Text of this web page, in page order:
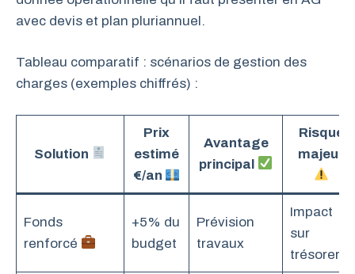
avec devis et plan pluriannuel.
Tableau comparatif : scénarios de gestion des
charges (exemples chiffrés) :
Solution
Prix
estimé
€/an
Avantage
principal
Risque
majeur
Fonds
renforcé
+5% du
budget
Prévision
travaux
Impact
sur
trésorerie